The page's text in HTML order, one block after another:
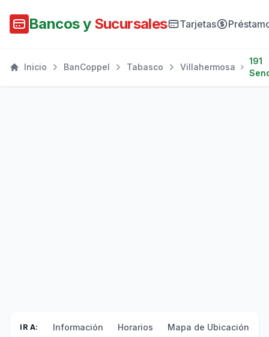
Bancos y Sucursales Tarjetas
Inicio BanCoppel Tabasco Villahermosa
191
IR A: Información Horarios Mapa de Ubicación